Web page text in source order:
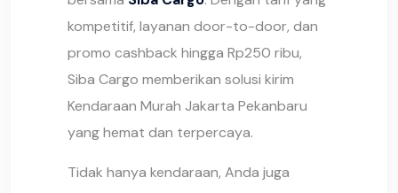
kompetitif, layanan door-to-door, dan
promo cashback hingga Rp250 ribu,
Siba Cargo memberikan solusi kirim
Kendaraan Murah Jakarta Pekanbaru
yang hemat dan terpercaya.
Tidak hanya kendaraan, Anda juga